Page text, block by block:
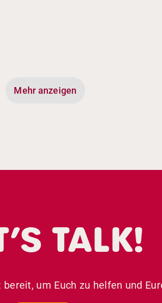
Mehr anzeigen
TALK!
um Euch zu helfen und